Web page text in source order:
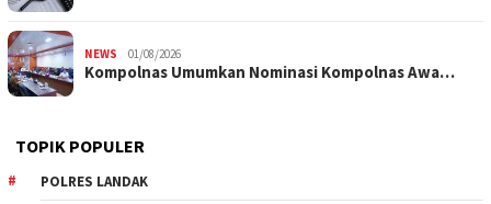
NEWS 01/08/2026
Kompolnas Umumkan Nominasi Kompolnas Awa…
TOPIK POPULER
POLRES LANDAK